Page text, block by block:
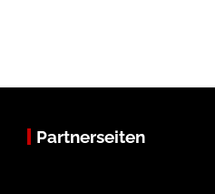
Partnerseiten